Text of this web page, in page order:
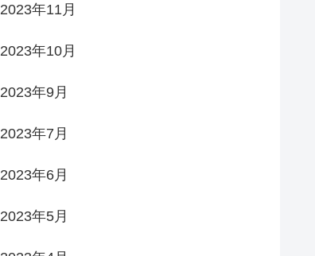
2023年11月
2023年10月
2023年9月
2023年7月
2023年6月
2023年5月